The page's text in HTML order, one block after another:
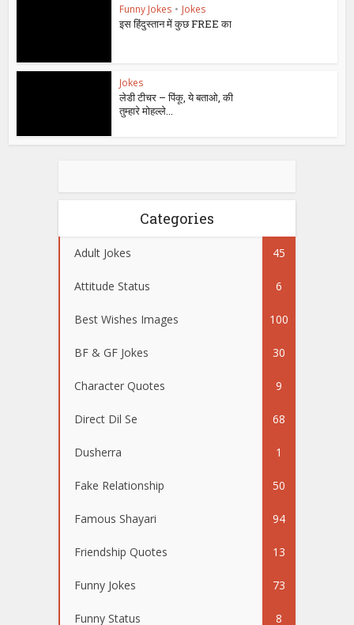
Funny Jokes • Jokes
इस हिंदुस्तान में कुछ FREE का
Jokes
लेडी टीचर – पिंकू, ये बताओ, की
तुम्हारे मोहल्ले...
Categories
Adult Jokes 45
Attitude Status 6
Best Wishes Images 100
BF & GF Jokes 30
Character Quotes 9
Direct Dil Se 68
Dusherra 1
Fake Relationship 50
Famous Shayari 94
Friendship Quotes 13
Funny Jokes 73
Funny Status 8